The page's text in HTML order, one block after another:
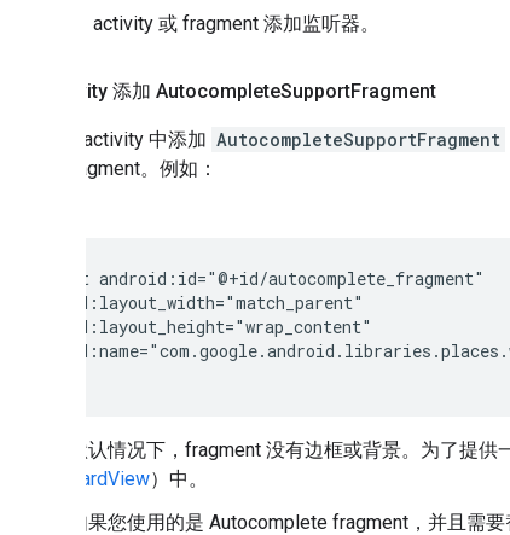
向 activity 或 fragment 添加监听器。
向 activity 添加 AutocompleteSupportFragment
如需向 activity 中添加 AutocompleteSupportFragment
新的 fragment。例如：
<fragment android:id="@+id/autocomplete_fragment"
  android:layout_width="match_parent"
  android:layout_height="wrap_content"
默认情况下，fragment 没有边框或背景。为了提
CardView）中。
如果您使用的是 Autocomplete fragment，并且需要